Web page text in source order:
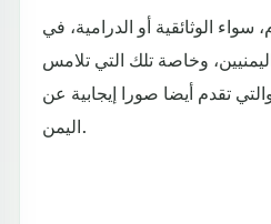
الوثائقية أو الدرامية، في
وخاصة تلك التي تلامس
تقدم أيضا صورا إيجابية عن
اليمن.